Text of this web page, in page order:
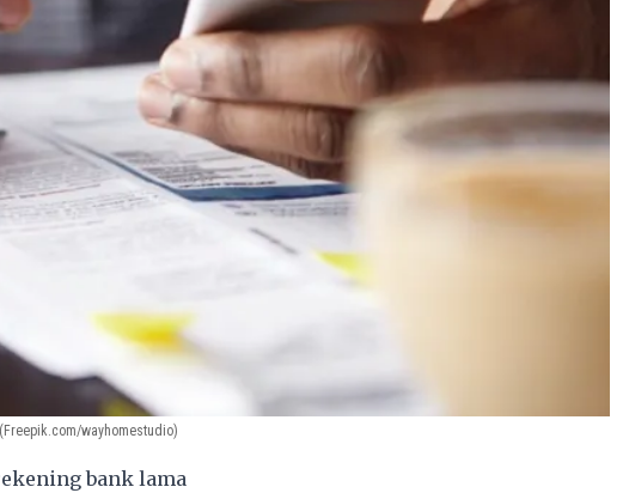
(Freepik.com/wayhomestudio)
bank lama